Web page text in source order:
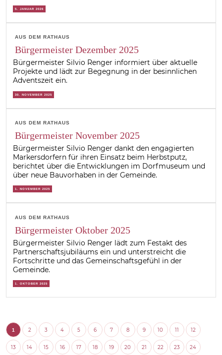
5. JANUAR 2026
AUS DEM RATHAUS
Bürgermeister Dezember 2025
Bürgermeister Silvio Renger informiert über aktuelle
Projekte und lädt zur Begegnung in der besinnlichen
Adventszeit ein.
30. NOVEMBER 2025
AUS DEM RATHAUS
Bürgermeister November 2025
Bürgermeister Silvio Renger dankt den engagierten
Markersdorfern für ihren Einsatz beim Herbstputz,
berichtet über die Entwicklungen im Dorfmuseum und
über neue Bauvorhaben in der Gemeinde.
1. NOVEMBER 2025
AUS DEM RATHAUS
Bürgermeister Oktober 2025
Bürgermeister Silvio Renger lädt zum Festakt des
Partnerschaftsjubiläums ein und unterstreicht die
Fortschritte und das Gemeinschaftsgefühl in der
Gemeinde.
1. OKTOBER 2025
1 2 3 4 5 6 7 8 9 10 11 12
13 14 15 16 17 18 19 20 21 22 23 24